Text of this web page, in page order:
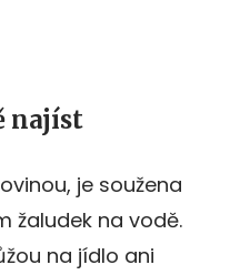
najíst
je soužena
žaludek na vodě.
na jídlo ani